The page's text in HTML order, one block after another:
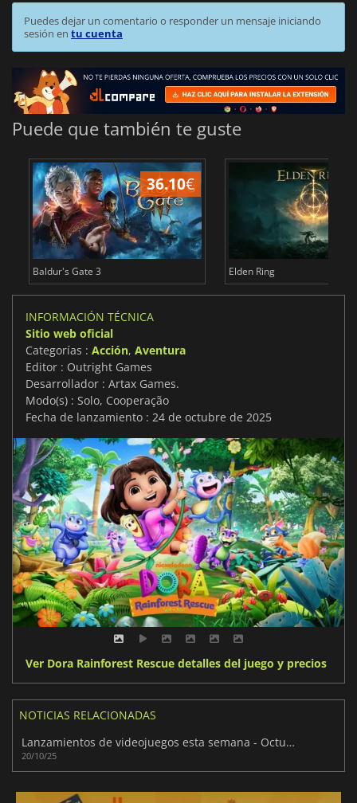
Puedes dejar un comentario o responder un mensaje iniciando
sesión en tu cuenta
Puede que también te guste
36.10€
Baldur's Gate 3 Elden Ring
INFORMACIÓN TÉCNICA
Sitio web oficial
Categorías : Acción, Aventura
Editor : Outright Games
Desarrollador : Artax Games.
Modo(s) : Solo, Cooperação
Fecha de lanzamiento : 24 de octubre de 2025
Ver Dora Rainforest Rescue detalles del juego y precios
NOTICIAS RELACIONADAS
Lanzamientos de videojuegos esta semana - Octubre 2025 (Semana 43)
20/10/25